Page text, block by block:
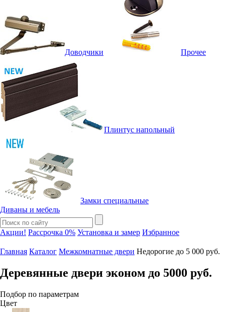
Доводчики Прочее
Плинтус напольный
Замки специальные
Диваны и мебель
Акции! Рассрочка 0% Установка и замер Избранное
Главная Каталог Межкомнатные двери Недорогие до 5 000 руб.
Деревянные двери эконом до 5000 руб.
Подбор по параметрам
Цвет